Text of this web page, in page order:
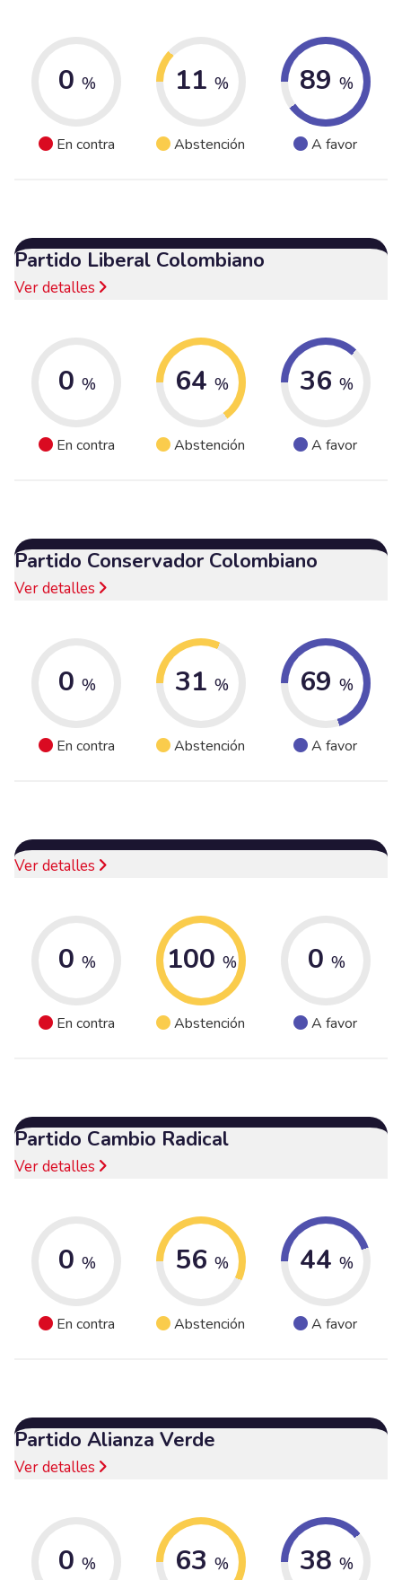
0 %
En contra
11 %
Abstención
89 %
A favor
Partido Liberal Colombiano
Ver detalles
0 %
En contra
64 %
Abstención
36 %
A favor
Partido Conservador Colombiano
Ver detalles
0 %
En contra
31 %
Abstención
69 %
A favor
Ver detalles
0 %
En contra
100 %
Abstención
0 %
A favor
Partido Cambio Radical
Ver detalles
0 %
En contra
56 %
Abstención
44 %
A favor
Partido Alianza Verde
Ver detalles
0 % 63 % 38 %